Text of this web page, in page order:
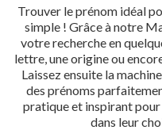
Trouver le prénom idéal
simple ! Grâce à notre
votre recherche en
lettre, une origine ou
Laissez ensuite la
des prénoms
pratique et inspirant
dans leur